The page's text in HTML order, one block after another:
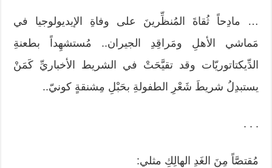
… مادِحاً ثُقاةَ المُنظِّرينَ على وفاةِ الإيديولوجيا في
مَماشي الأهلِ ومَراقِدِ الجيران.. مُستشهِداً بطعنةِ
الدِّيكتاتوريّات وقد تقيَّحَتْ في الشريط الأخباريِّ كَمَنْ
يستبدِلُ شريطَ شَعْرِ الطفولةِ بحَبْلِ مِشنقةٍ كونيّ..
. . .
مُقتصَّاً مِنَ الغَدِ الهالِكِ مثلي: